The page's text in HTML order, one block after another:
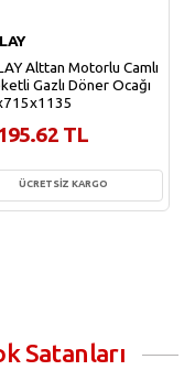
Alttan Motorlu Camlı
Gazlı Döner Ocağı
TL
ÜCRETSİZ KARGO
Satanları